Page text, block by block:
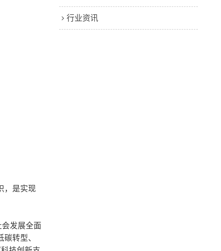
，是实现
发展全面
转型、
行业资讯